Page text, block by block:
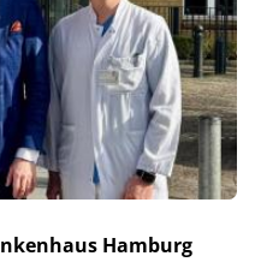
Hamburg